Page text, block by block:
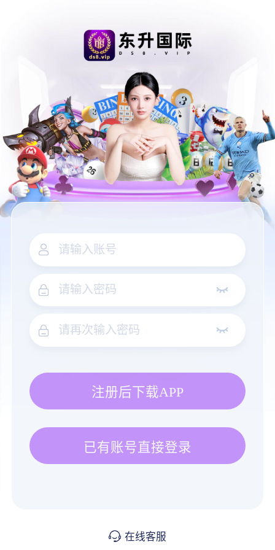
注册后下载APP
已有账号直接登录
在线客服